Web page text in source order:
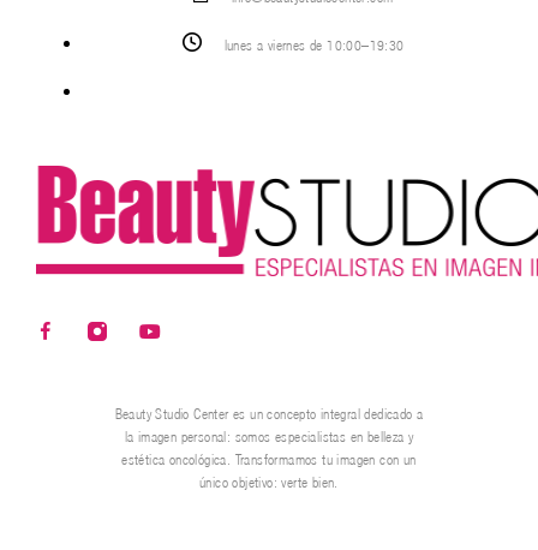
lunes a viernes de 10:00–19:30
Beauty Studio Center es un concepto integral dedicado a
la imagen personal: somos especialistas en belleza y
estética oncológica. Transformamos tu imagen con un
único objetivo: verte bien.